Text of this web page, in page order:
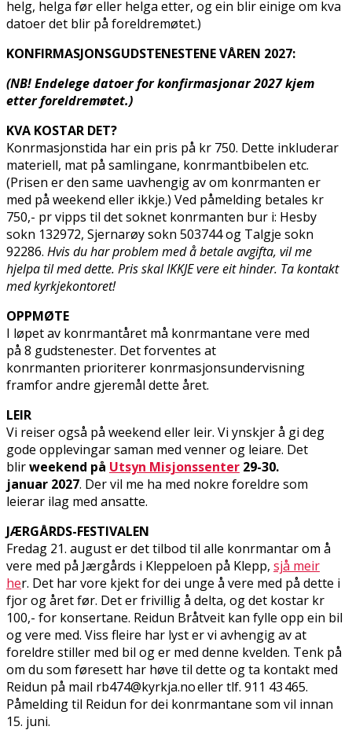
helg, helga før eller helga etter, og ein blir einige om kva
datoer det blir på foreldremøtet.)
KONFIRMASJONSGUDSTENESTENE VÅREN 2027:
(NB! Endelege datoer for konfirmasjonar 2027 kjem
etter foreldremøtet.)
KVA KOSTAR DET?
Konfirmasjonstida har ein pris på kr 750. Dette inkluderar
materiell, mat på samlingane, konfirmantbibelen etc.
(Prisen er den same uavhengig av om konfirmanten er
med på weekend eller ikkje.) Ved påmelding betales kr
750,- pr vipps til det soknet konfirmanten bur i: Hesby
sokn 132972, Sjernarøy sokn 503744 og Talgje sokn
92286. Hvis du har problem med å betale avgifta, vil me
hjelpa til med dette. Pris skal IKKJE vere eit hinder. Ta kontakt
med kyrkjekontoret!
OPPMØTE
I løpet av konfirmantåret må konfirmantane vere med
på 8 gudstenester. Det forventes at
konfirmanten prioriterer konfirmasjonsundervisning
framfor andre gjeremål dette året.
LEIR
Vi reiser også på weekend eller leir. Vi ynskjer å gi deg
gode opplevingar saman med venner og leiare. Det
blirweekend på Utsyn Misjonssenter 29-30.
januar 2027. Der vil me ha med nokre foreldre som
leierar ilag med ansatte.
JÆRGÅRDS-FESTIVALEN
Fredag 21. august er det tilbod til alle konfirmantar om å
vere med på Jærgårds i Kleppeloen på Klepp, sjå meir
her. Det har vore kjekt for dei unge å vere med på dette i
fjor og året før. Det er frivillig å delta, og det kostar kr
100,- for konsertane. Reidun Bråtveit kan fylle opp ein bil
og vere med. Viss fleire har lyst er vi avhengig av at
foreldre stiller med bil og er med denne kvelden. Tenk på
om du som føresett har høve til dette og ta kontakt med
Reidun på mail rb474@kyrkja.no eller tlf. 911 43 465.
Påmelding til Reidun for dei konfirmantane som vil innan
15. juni.